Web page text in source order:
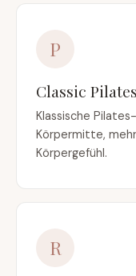
P
Classic Pilates
Klassische
Körpermitte,
Körpergefühl.
R